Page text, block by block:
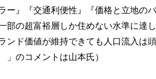
ー』『交通利便性』『価格と立地の
部の超富裕層しか住めない水準に達
ンド価値が維持できても人口流入は
のコメントは山本氏）